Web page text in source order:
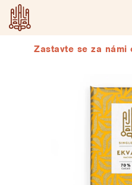
Přejít
obsah
Zastavte se za námi